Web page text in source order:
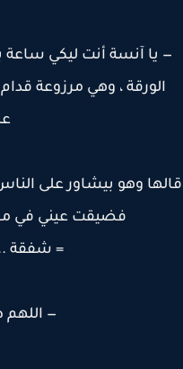
يا آنسة أنت ليكي ساعة
الورقة ، وهي مرزوعة قدام
وهو بيشاور على الناس
فضيقت عيني في
= شفقة
— اللهم